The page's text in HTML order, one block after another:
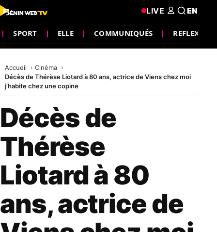
SPORT ELLE COMMUNIQUÉS REFLEXION
LIVE EN
Accueil
Cinéma
Décès de Thérèse Liotard à 80 ans, actrice de Viens chez moi
j’habite chez une copine
Décès de
Thérèse
Liotard à 80
ans, actrice de